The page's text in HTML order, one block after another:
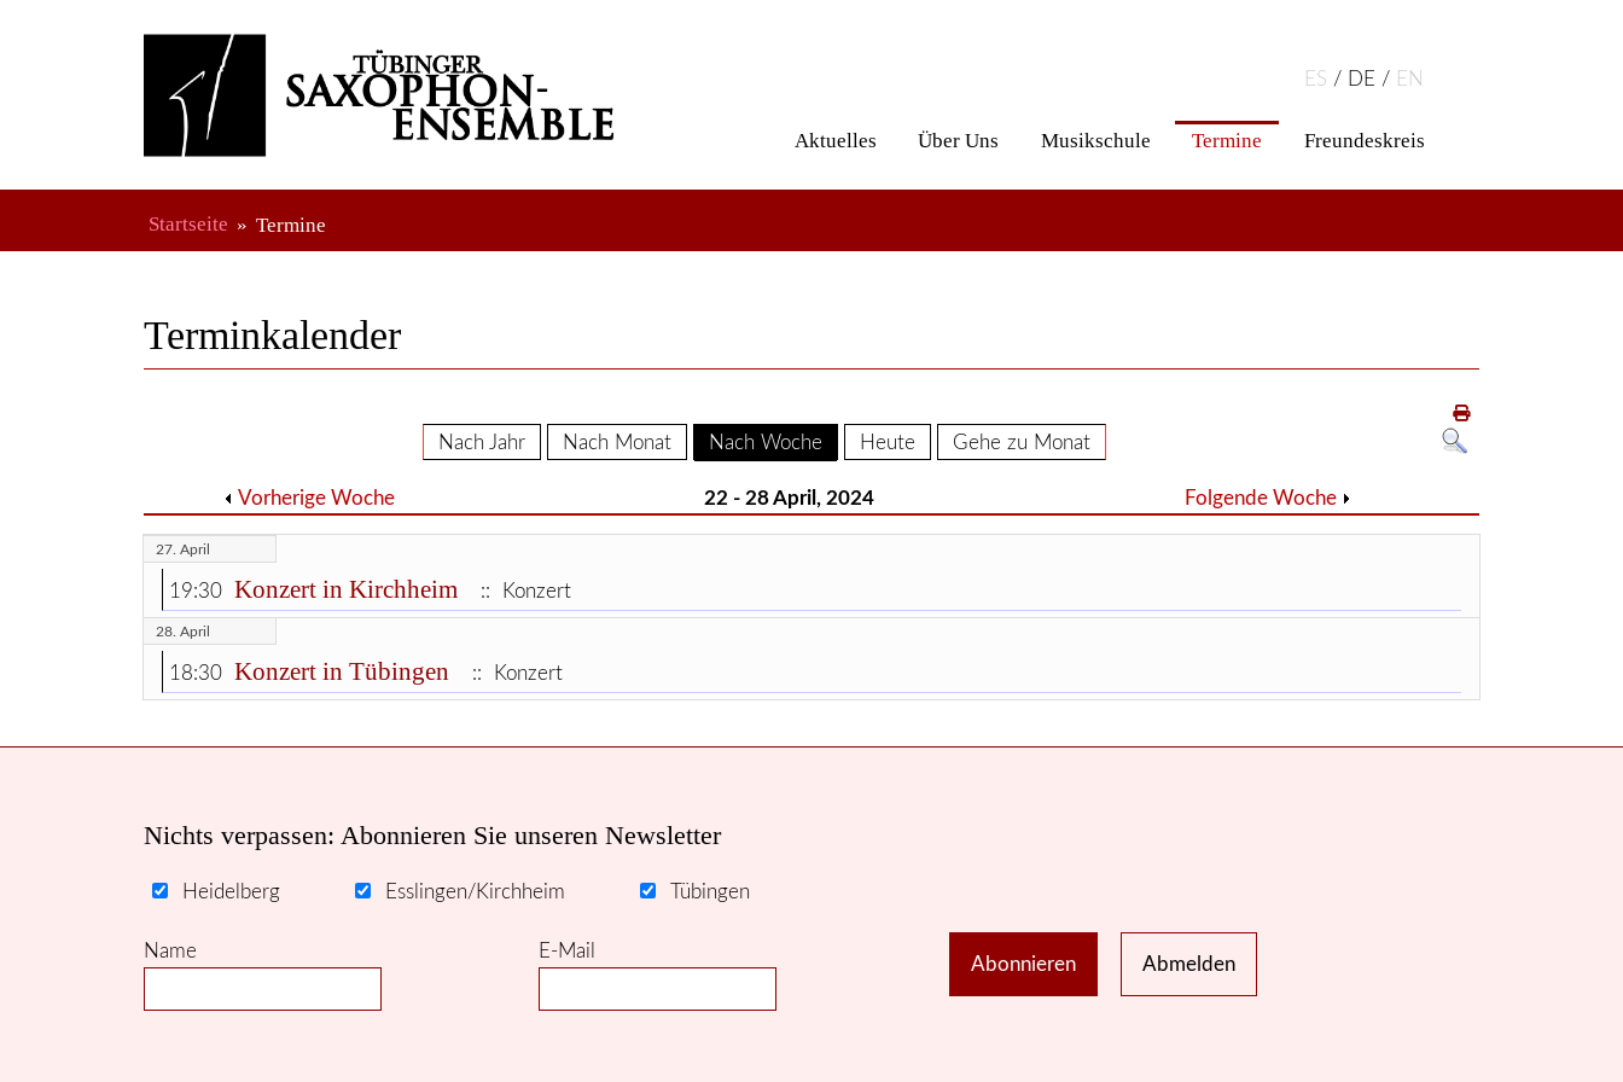
ES DE EN
Aktuelles Über Uns Musikschule Termine Freundeskreis
Startseite Termine
Terminkalender
Nach Jahr Nach Monat Nach Woche Heute Gehe zu Monat
Vorherige Woche 22 - 28 April, 2024 Folgende Woche
27. April
19:30 Konzert in Kirchheim :: Konzert
28. April
18:30 Konzert in Tübingen :: Konzert
Nichts verpassen: Abonnieren Sie unseren Newsletter
Heidelberg Esslingen/Kirchheim Tübingen
Name E-Mail
Abonnieren Abmelden